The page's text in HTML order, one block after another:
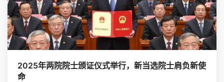
2025年两院院士颁证仪式举行，新当选院士肩负新使
命